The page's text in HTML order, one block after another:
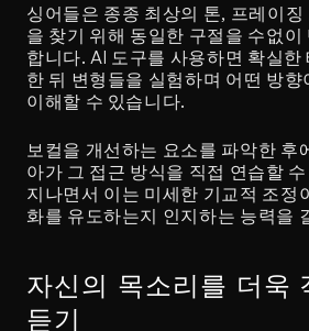
싱어들은 종종 최상의 톤, 프레이
을 찾기 위해 동일한 구절을 수없
합니다. AI 도구를 사용하면 확실한
한 뒤 변형들을 실험하며 어떤 방향
이해할 수 있습니다.
보컬을 개선하는 요소를 파악한 후
아가 그 접근 방식을 직접 연습할
지나면서 이는 미세한 기교적 조정
화를 유도하는지 인지하는 능력을
자신의 목소리를 더욱
듣기